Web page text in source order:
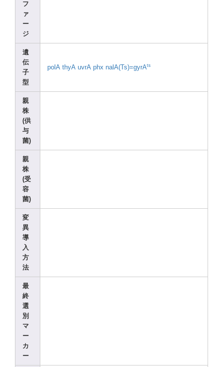
フ
ァ
ー
ジ
遺
伝
子
型
polA thyA uvrA phx nalA( Ts)=gyrAts
親
株
(供
与
菌)
親
株
(受
容
菌)
変
異
導
入
方
法
最
終
選
別
マ
ー
カ
ー